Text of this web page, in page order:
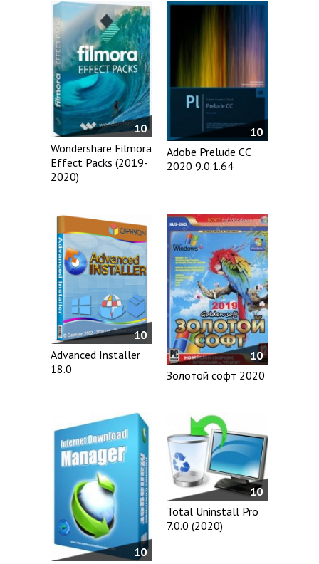
10
Wondershare Filmora
Effect Packs (2019-
2020)
10
Adobe Prelude CC
2020 9.0.1.64
10
Advanced Installer
18.0
10
Золотой софт 2020
10
10
Total Uninstall Pro
7.0.0 (2020)